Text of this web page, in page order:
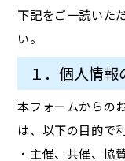
下記をご一読いた
い。
１．個人情
本フォームからの
は、以下の目的で
・主催、共催、協